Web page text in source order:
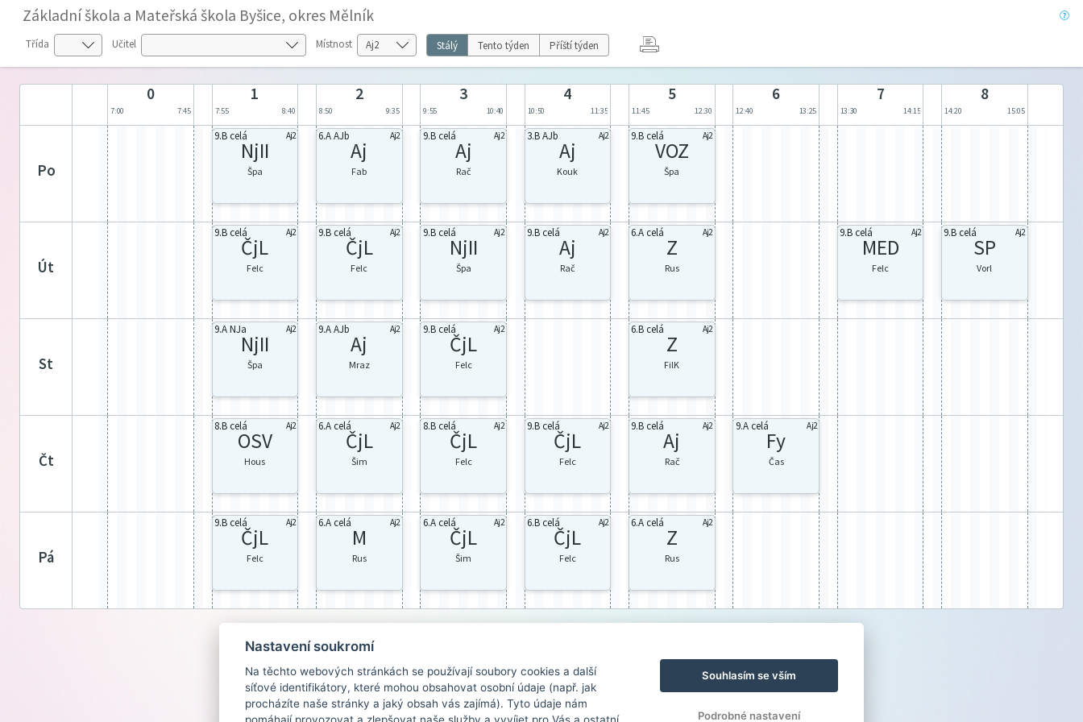
Základní škola a Mateřská škola Byšice, okres Mělník
Třída Učitel Místnost Stálý Tento týden Příští týden
0
7:00 7:45
1
7:55 8:40
2
8:50 9:35
3
9:55 10:40
4
10:50 11:35
5
11:45 12:30
6
12:40 13:25
7
13:30 14:15
8
14:20 15:05
po
9.B celá Aj2
NjII
Špa
6.A AJb Aj2
Aj
Fab
9.B celá Aj2
Aj
Rač
3.B AJb Aj2
Aj
Kouk
9.B celá Aj2
VOZ
Špa
út
9.B celá Aj2
ČjL
Felc
9.B celá Aj2
ČjL
Felc
9.B celá Aj2
NjII
Špa
9.B celá Aj2
Aj
Rač
6.A celá Aj2
Z
Rus
9.B celá Aj2
MED
Felc
9.B celá Aj2
SP
Vorl
st
9.A NJa Aj2
NjII
Špa
9.A AJb Aj2
Aj
Mraz
9.B celá Aj2
ČjL
Felc
6.B celá Aj2
Z
FilK
čt
8.B celá Aj2
OSV
Hous
6.A celá Aj2
ČjL
Šim
8.B celá Aj2
ČjL
Felc
9.B celá Aj2
ČjL
Felc
9.B celá Aj2
Aj
Rač
9.A celá Aj2
Fy
Čas
pá
9.B celá Aj2
ČjL
Felc
6.A celá Aj2
M
Rus
6.A celá Aj2
ČjL
Šim
6.B celá Aj2
ČjL
Felc
6.A celá Aj2
Z
Rus
Nastavení soukromí
Na těchto webových stránkách se používají soubory cookies a další
síťové identifikátory, které mohou obsahovat osobní údaje (např. jak
procházíte naše stránky a jaký obsah vás zajímá). Tyto údaje nám
Souhlasím se vším
Podrobné nastavení